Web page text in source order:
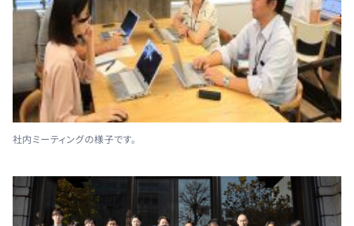
社内ミーティングの様子です。